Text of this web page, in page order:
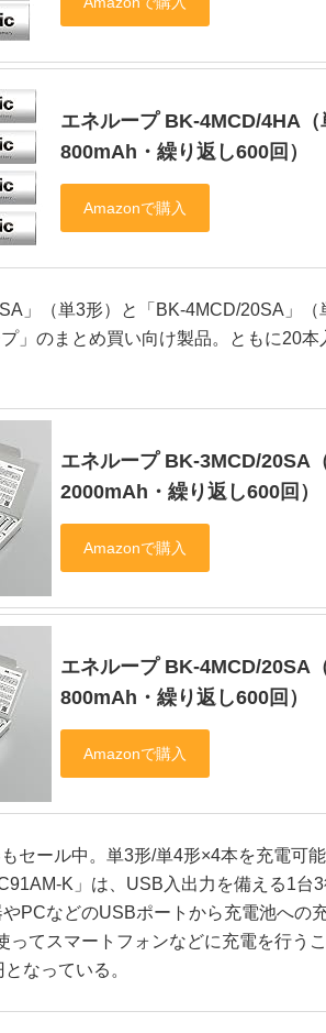
エネループ BK-4MCD/4HA
800mAh・繰り返し600回）
」（単3形）と「BK-4MCD/20SA」（
」のまとめ買い向け製品。ともに20本
エネループ BK-3MCD/20SA
2000mAh・繰り返し600回）
エネループ BK-4MCD/20SA
800mAh・繰り返し600回）
セール中。単3形/単4形×4本を充電可
K」は、USB入出力を備える1台
PCなどのUSBポートから充電池への
ってスマートフォンなどに充電を行う
なっている。